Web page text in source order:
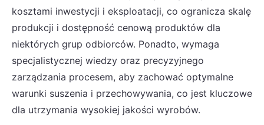
kosztami inwestycji i eksploatacji, co ogranicza skalę
produkcji i dostępność cenową produktów dla
niektórych grup odbiorców. Ponadto, wymaga
specjalistycznej wiedzy oraz precyzyjnego
zarządzania procesem, aby zachować optymalne
warunki suszenia i przechowywania, co jest kluczowe
dla utrzymania wysokiej jakości wyrobów.